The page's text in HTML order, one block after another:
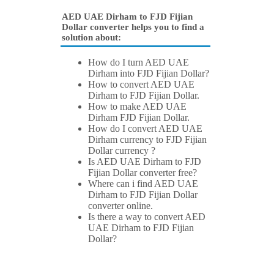
AED UAE Dirham to FJD Fijian
Dollar converter helps you to find a
solution about:
How do I turn AED UAE
Dirham into FJD Fijian Dollar?
How to convert AED UAE
Dirham to FJD Fijian Dollar.
How to make AED UAE
Dirham FJD Fijian Dollar.
How do I convert AED UAE
Dirham currency to FJD Fijian
Dollar currency ?
Is AED UAE Dirham to FJD
Fijian Dollar converter free?
Where can i find AED UAE
Dirham to FJD Fijian Dollar
converter online.
Is there a way to convert AED
UAE Dirham to FJD Fijian
Dollar?